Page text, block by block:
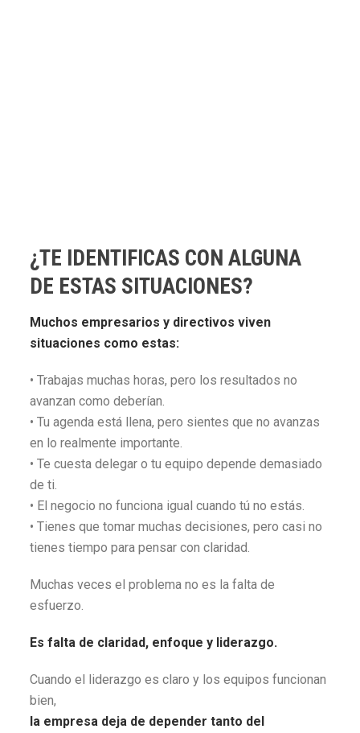
¿TE IDENTIFICAS CON ALGUNA
DE ESTAS SITUACIONES?
Muchos empresarios y directivos viven
situaciones como estas:
• Trabajas muchas horas, pero los resultados no
avanzan como deberían.
• Tu agenda está llena, pero sientes que no avanzas
en lo realmente importante.
• Te cuesta delegar o tu equipo depende demasiado
de ti.
• El negocio no funciona igual cuando tú no estás.
• Tienes que tomar muchas decisiones, pero casi no
tienes tiempo para pensar con claridad.
Muchas veces el problema no es la falta de
esfuerzo.
Es falta de claridad, enfoque y liderazgo.
Cuando el liderazgo es claro y los equipos funcionan
bien,
la empresa deja de depender tanto del